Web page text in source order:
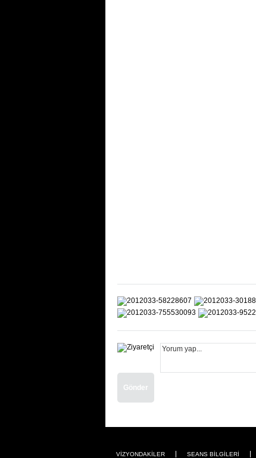
Gönder
VİZYONDAKİLER SEANS BİLGİLERİ